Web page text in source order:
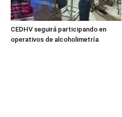
CEDHV seguirá participando en
operativos de alcoholimetría